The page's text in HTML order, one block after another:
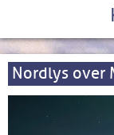
Nordlys over